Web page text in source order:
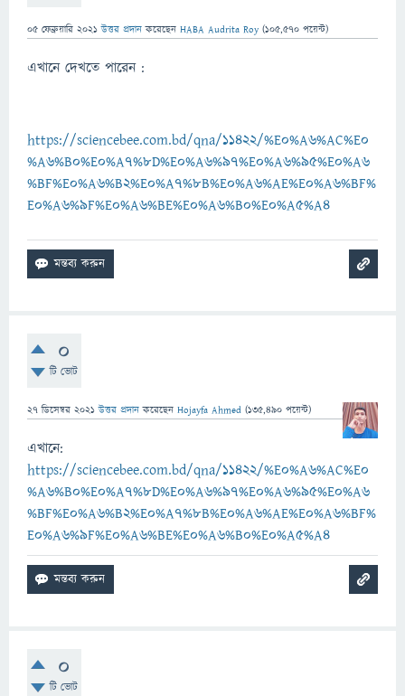
05 ফেব্রুয়ারি 2021 উত্তর প্রদান করেছেন HABA Audrita Roy (105,570 পয়েন্ট)
এখানে দেখতে পারেন :
https://sciencebee.com.bd/qna/11422/%E0%A6%AC%E0
%A6%B0%E0%A7%8D%E0%A6%97%E0%A6%95%E0%A6
%BF%E0%A6%B2%E0%A7%8B%E0%A6%AE%E0%A6%BF%
E0%A6%9F%E0%A6%BE%E0%A6%B0%E0%A5%A4
0
টি ভোট
27 ডিসেম্বর 2021 উত্তর প্রদান করেছেন Hojayfa Ahmed (135,490 পয়েন্ট)
এখানে:
https://sciencebee.com.bd/qna/11422/%E0%A6%AC%E0
%A6%B0%E0%A7%8D%E0%A6%97%E0%A6%95%E0%A6
%BF%E0%A6%B2%E0%A7%8B%E0%A6%AE%E0%A6%BF%
E0%A6%9F%E0%A6%BE%E0%A6%B0%E0%A5%A4
0
টি ভোট